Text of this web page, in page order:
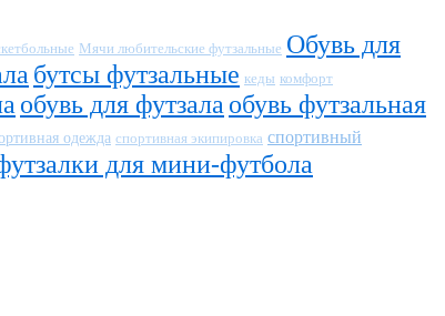
Мячи любительские футзальные Обувь для
бутсы футзальные кеды комфорт
обувь для футзала обувь футзальная
одежда спортивная экипировка спортивный
для мини-футбола